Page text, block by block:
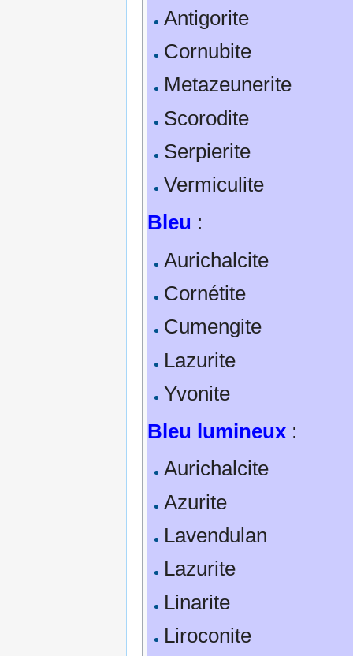
Antigorite
Cornubite
Metazeunerite
Scorodite
Serpierite
Vermiculite
Bleu :
Aurichalcite
Cornétite
Cumengite
Lazurite
Yvonite
Bleu lumineux :
Aurichalcite
Azurite
Lavendulan
Lazurite
Linarite
Liroconite